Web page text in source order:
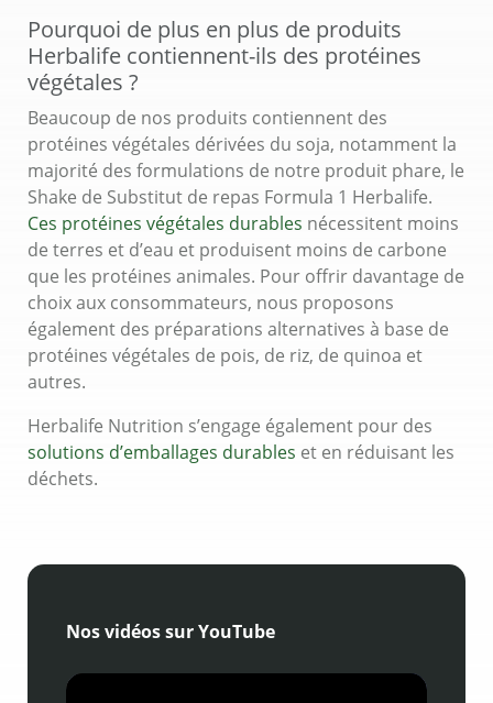
Pourquoi de plus en plus de produits
Herbalife contiennent-ils des protéines
végétales ?
Beaucoup de nos produits contiennent des
protéines végétales dérivées du soja, notamment la
majorité des formulations de notre produit phare, le
Shake de Substitut de repas Formula 1 Herbalife.
Ces protéines végétales durables nécessitent moins
de terres et d’eau et produisent moins de carbone
que les protéines animales. Pour offrir davantage de
choix aux consommateurs, nous proposons
également des préparations alternatives à base de
protéines végétales de pois, de riz, de quinoa et
autres.
Herbalife Nutrition s’engage également pour des
solutions d’emballages durables et en réduisant les
déchets.
Nos vidéos sur YouTube